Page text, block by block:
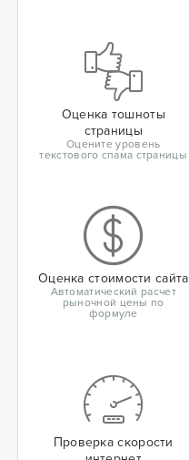
Оценка тошноты
страницы
Оцените уровень
текстового спама страницы
Оценка стоимости сайта
Автоматический расчет
рыночной цены по
формуле
Проверка скорости